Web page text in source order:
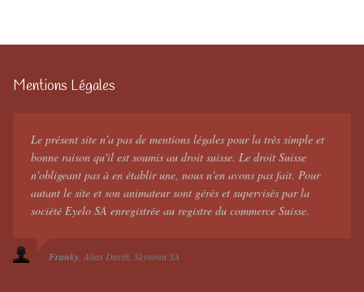
Mentions Légales
Le présent site n'a pas de mentions légales pour la très simple et
bonne raison qu'il est soumis au droit suisse. Le droit Suisse
n'obligeant pas à en établir une, nous n'en avons pas fait. Pour
autant le site et son animateur sont gérés et supervisés par la
société Eyelo SA enregistrée au registre du commerce Suisse.
Franky Alias Darth Skynima SA